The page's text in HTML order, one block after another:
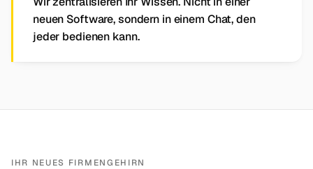
neuen Software, sondern in einem Chat, den
jeder bedienen kann.
IHR NEUES FIRMENGEHIRN